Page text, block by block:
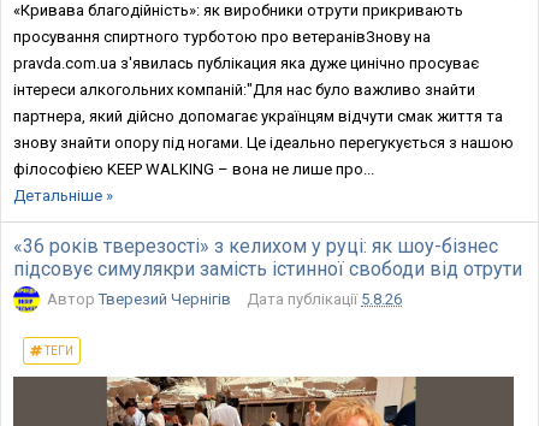
«Кривава благодійність»: як виробники отрути прикривають
просування спиртного турботою про ветеранівЗнову на
pravda.com.ua з'явилась публікация яка дуже цинічно просуває
інтереси алкогольних компаній:"Для нас було важливо знайти
партнера, який дійсно допомагає українцям відчути смак життя та
знову знайти опору під ногами. Це ідеально перегукується з нашою
філософією KEEP WALKING – вона не лише про...
Детальніше »
«36 років тверезості» з келихом у руці: як шоу-бізнес
підсовує симулякри замість істинної свободи від отрути
АвторТверезий Чернігів Дата публікації 5.8.26
ТЕГИ